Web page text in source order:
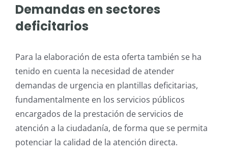
Demandas en sectores
deficitarios
Para la elaboración de esta oferta también se ha
tenido en cuenta la necesidad de atender
demandas de urgencia en plantillas deficitarias,
fundamentalmente en los servicios públicos
encargados de la prestación de servicios de
atención a la ciudadanía, de forma que se permita
potenciar la calidad de la atención directa.